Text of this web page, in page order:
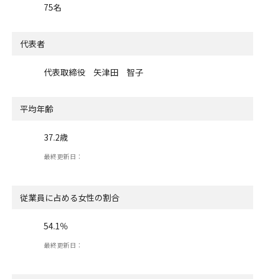
75名
代表者
代表取締役 矢津田 智子
平均年齢
37.2歳
最終更新日：
従業員に占める女性の割合
54.1％
最終更新日：